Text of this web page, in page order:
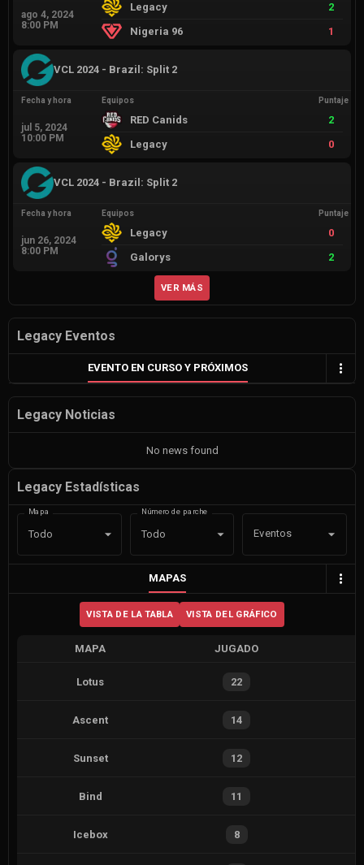
ago 4, 2024
8:00 PM
Legacy
2
Nigeria 96
1
VCL 2024 - Brazil: Split 2
Fecha y hora
jul 5, 2024
10:00 PM
Equipos Puntaje
RED Canids
2
Legacy
0
VCL 2024 - Brazil: Split 2
Fecha y hora
jun 26, 2024
8:00 PM
Equipos Puntaje
Legacy
0
Galorys
2
VER MÁS
Legacy Eventos
EVENTO EN CURSO Y PRÓXIMOS
Legacy Noticias
No news found
Legacy Estadísticas
Mapa
Todo
Número de parche
Todo Eventos
MAPAS
VISTA DE LA TABLA VISTA DEL GRÁFICO
MAPA JUGADO
Lotus 22
Ascent 14
Sunset 12
Bind 11
Icebox 8